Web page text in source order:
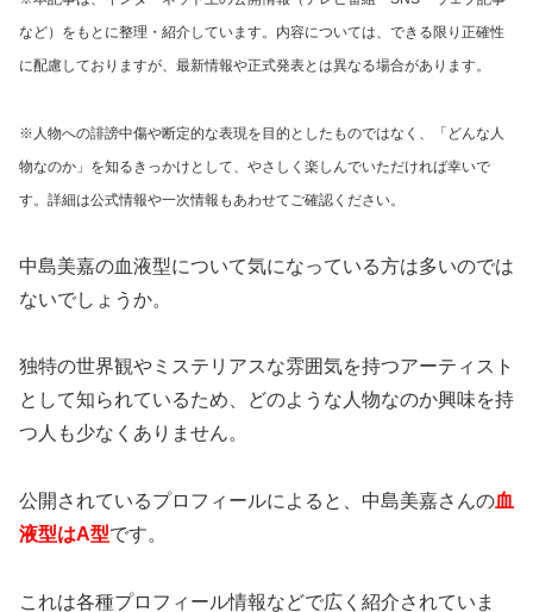
など）をもとに整理・紹介しています。内容については、できる限り正確性
に配慮しておりますが、最新情報や正式発表とは異なる場合があります。
※人物への誹謗中傷や断定的な表現を目的としたものではなく、「どんな人
物なのか」を知るきっかけとして、やさしく楽しんでいただければ幸いで
す。詳細は公式情報や一次情報もあわせてご確認ください。
中島美嘉の血液型について気になっている方は多いのでは
ないでしょうか。
独特の世界観やミステリアスな雰囲気を持つアーティスト
として知られているため、どのような人物なのか興味を持
つ人も少なくありません。
公開されているプロフィールによると、中島美嘉さんの血
液型はA型です。
これは各種プロフィール情報などで広く紹介されていま